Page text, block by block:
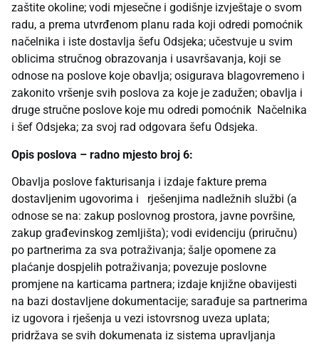
zaštite okoline; vodi mjesečne i godišnje izvještaje o svom
radu, a prema utvrđenom planu rada koji odredi pomoćnik
načelnika i iste dostavlja šefu Odsjeka; učestvuje u svim
oblicima stručnog obrazovanja i usavršavanja, koji se
odnose na poslove koje obavlja; osigurava blagovremeno i
zakonito vršenje svih poslova za koje je zadužen; obavlja i
druge stručne poslove koje mu odredi pomoćnik Načelnika
i šef Odsjeka; za svoj rad odgovara šefu Odsjeka.
Opis poslova – radno mjesto broj 6:
Obavlja poslove fakturisanja i izdaje fakture prema
dostavljenim ugovorima i rješenjima nadležnih službi (a
odnose se na: zakup poslovnog prostora, javne površine,
zakup građevinskog zemljišta); vodi evidenciju (priručnu)
po partnerima za sva potraživanja; šalje opomene za
plaćanje dospjelih potraživanja; povezuje poslovne
promjene na karticama partnera; izdaje knjižne obavijesti
na bazi dostavljene dokumentacije; sarađuje sa partnerima
iz ugovora i rješenja u vezi istovrsnog uveza uplata;
pridržava se svih dokumenata iz sistema upravljanja